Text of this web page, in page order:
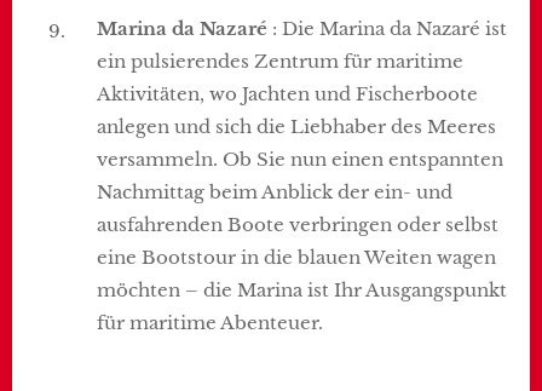
Marina da Nazaré : Die Marina da Nazaré ist
ein pulsierendes Zentrum für maritime
Aktivitäten, wo Jachten und Fischerboote
anlegen und sich die Liebhaber des Meeres
versammeln. Ob Sie nun einen entspannten
Nachmittag beim Anblick der ein- und
ausfahrenden Boote verbringen oder selbst
eine Bootstour in die blauen Weiten wagen
möchten – die Marina ist Ihr Ausgangspunkt
für maritime Abenteuer.